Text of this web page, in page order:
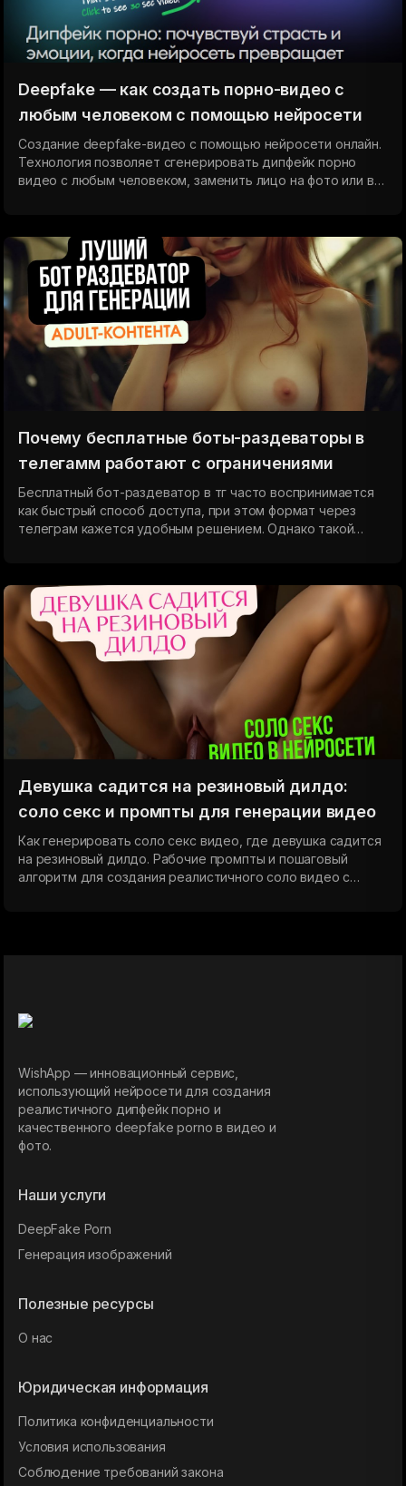
Deepfake — как создать порно-видео с
любым человеком с помощью нейросети
Создание deepfake-видео с помощью нейросети онлайн.
Технология позволяет сгенерировать дипфейк порно
видео с любым человеком, заменить лицо на фото или в
Почему бесплатные боты-раздеваторы в
телегамм работают с ограничениями
Бесплатный бот-раздеватор в тг часто воспринимается
как быстрый способ доступа, при этом формат через
телеграм кажется удобным решением. Однако такой
тогда как веб-версия дает прямое подключение к
нейросети и более стабильный результат
Девушка садится на резиновый дилдо:
соло секс и промпты для генерации видео
Как генерировать соло секс видео, где девушка садится
на резиновый дилдо. Рабочие промпты и пошаговый
алгоритм для создания реалистичного соло видео с
WishApp — инновационный сервис,
использующий нейросети для создания
реалистичного дипфейк порно и
качественного deepfake porno в видео и
фото.
Наши услуги
DeepFake Porn
Генерация изображений
Полезные ресурсы
О нас
Юридическая информация
Политика конфиденциальности
Условия использования
Соблюдение требований закона